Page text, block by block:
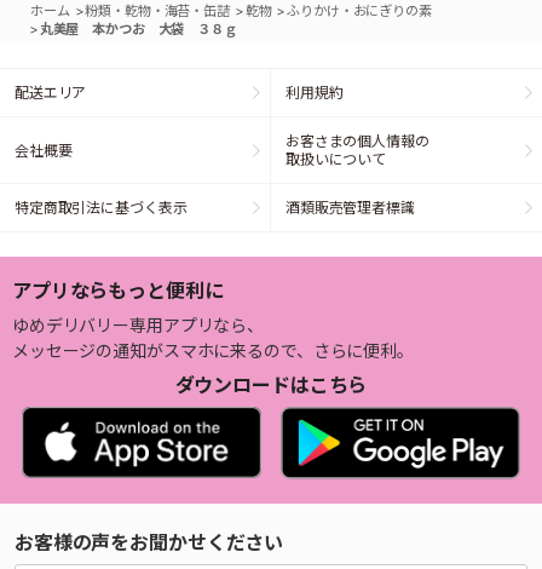
ホーム >粉類・乾物・海苔・缶詰 >乾物 >ふりかけ・おにぎりの素
> 丸美屋 本かつお 大袋 ３８ｇ
配送エリア 利用規約
会社概要
お客さまの個人情報の
取扱いについて
特定商取引法に基づく表示 酒類販売管理者標識
アプリならもっと便利に
ゆめデリバリー専用アプリなら、
メッセージの通知がスマホに来るので、さらに便利。
ダウンロードはこちら
お客様の声をお聞かせください